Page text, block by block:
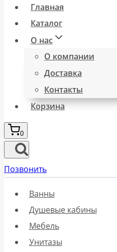
Главная
Каталог
О нас
О компании
Доставка
Контакты
Корзина
0
Позвонить
Ванны
Душевые кабины
Мебель
Унитазы